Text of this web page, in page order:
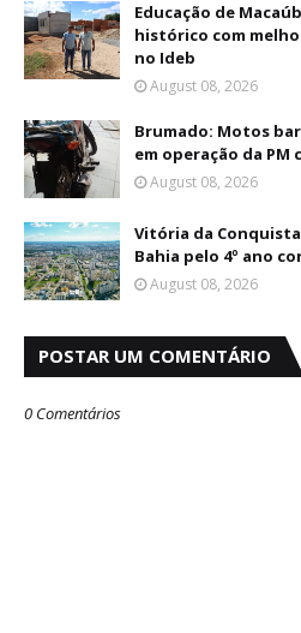
Educação de
histórico com
no Ideb
August 08, 2026
Brumado: Motos
em operação da
August 08, 2026
Vitória da
Bahia pelo 4º ano
August 08, 2026
POSTAR UM COMENTÁRIO
0 Comentários